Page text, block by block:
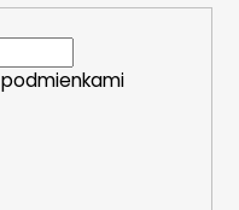
podmienkami